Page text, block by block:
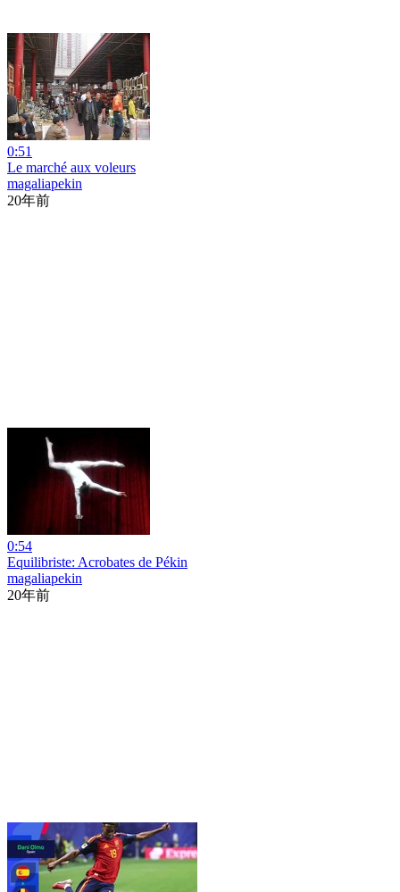
0:51
Le marché aux voleurs
magaliapekin
20年前
0:54
Equilibriste: Acrobates de Pékin
magaliapekin
20年前